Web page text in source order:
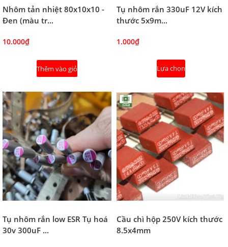
Nhôm tản nhiệt 80x10x10 -
Đen (màu tr...
10.000₫
Thêm vào giỏ
Tụ nhôm rắn 330uF 12V kích
thước 5x9m...
1.000₫
Lựa chọn
Tụ nhôm rắn low ESR Tụ hoá
30v 300uF ...
Cầu chì hộp 250V kích thước
8.5x4mm